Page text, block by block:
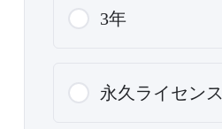
3年
永久ライセンス